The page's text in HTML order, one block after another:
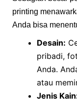
printing
Anda bisa
Desain:
pribadi,
Anda.
atau
Jenis